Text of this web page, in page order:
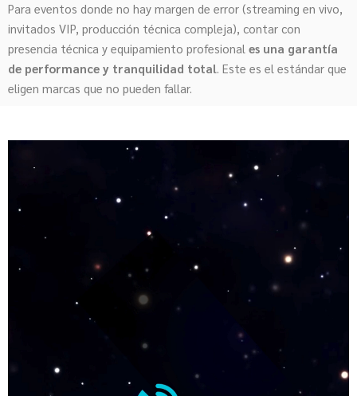
Para eventos donde no hay margen de error (streaming en vivo,
invitados VIP, producción técnica compleja), contar con
presencia técnica y equipamiento profesional es una garantía
de performance y tranquilidad total. Este es el estándar que
eligen marcas que no pueden fallar.